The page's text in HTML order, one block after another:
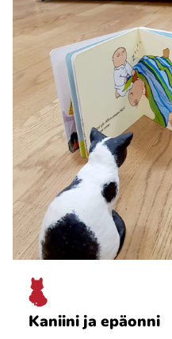
Kaniini ja epäonni